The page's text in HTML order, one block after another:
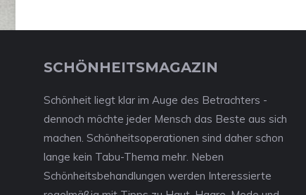
SCHÖNHEITSMAGAZIN
Schönheit liegt klar im Auge des Betrachters -
dennoch möchte jeder Mensch das Beste aus sich
machen. Schönheitsoperationen sind daher schon
lange kein Tabu-Thema mehr. Neben
Schönheitsbehandlungen werden Interessierte